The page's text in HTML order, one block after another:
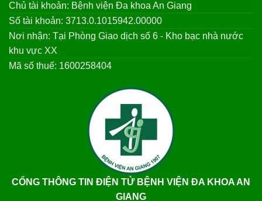
Chủ tài khoản: Bệnh viện Đa khoa An Giang
Số tài khoản: 3713.0.1015942.00000
Nơi nhận: Tại Phòng Giao dịch số 6 - Kho bạc nhà nước
khu vực XX
Mã số thuế: 1600258404
CỔNG THÔNG TIN ĐIỆN TỬ BỆNH VIỆN ĐA KHOA AN
GIANG